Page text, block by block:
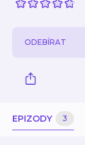
ODEBÍRAT
EPIZODY 3